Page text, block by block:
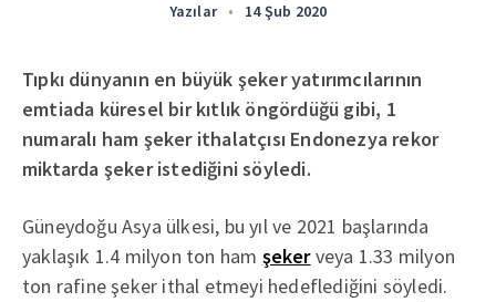
Yazılar • 14 Şub 2020
Tıpkı dünyanın en büyük şeker yatırımcılarının
emtiada küresel bir kıtlık öngördüğü gibi, 1
numaralı ham şeker ithalatçısı Endonezya rekor
miktarda şeker istediğini söyledi.
Güneydoğu Asya ülkesi, bu yıl ve 2021 başlarında
yaklaşık 1.4 milyon ton ham şekerveya 1.33 milyon
ton rafine şeker ithal etmeyi hedeflediğini söyledi.